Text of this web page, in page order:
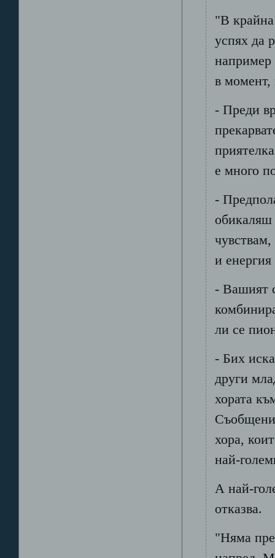
"В крайна
успях да
например
в момент,
- Преди
е много
-
обикаляш
и
- Вашият
ли се
- Бих
други
хората
хора,
най-
А най-
отказва.
"Няма